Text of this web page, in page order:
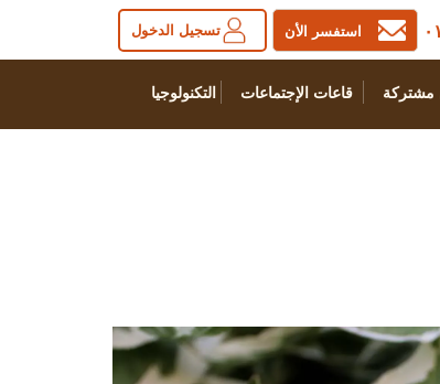
تسجيل الدخول استفسر الأن
قاعات الإجتماعات التكنولوجيا